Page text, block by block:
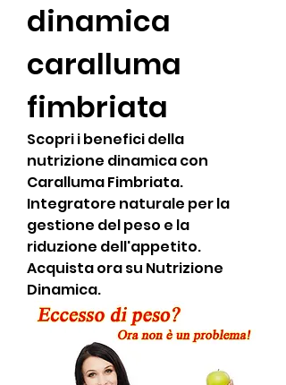
dinamica
caralluma
fimbriata
Scopri i benefici della
nutrizione dinamica con
Caralluma Fimbriata.
Integratore naturale per la
gestione del peso e la
riduzione dell'appetito.
Acquista ora su Nutrizione
Dinamica.